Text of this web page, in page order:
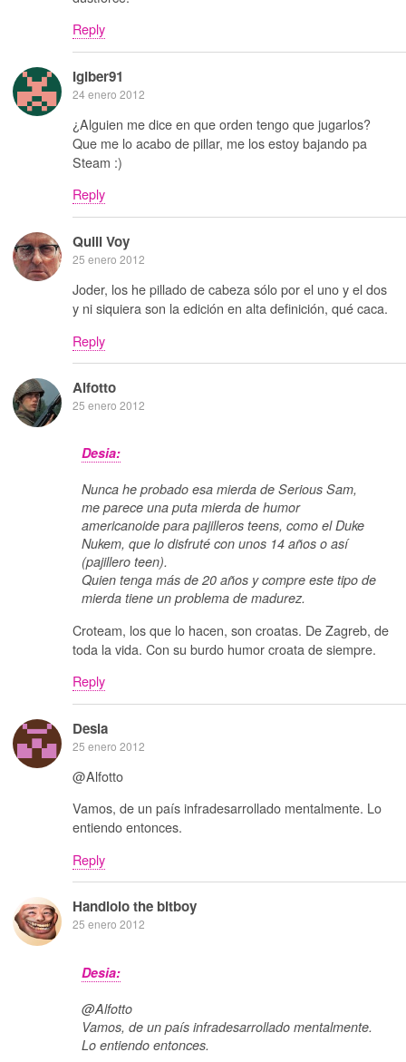
Reply
Igiber91
24 enero 2012
¿Alguien me dice en que orden tengo que jugarlos?
Que me lo acabo de pillar, me los estoy bajando pa
Steam :)
Reply
Quill Voy
25 enero 2012
Joder, los he pillado de cabeza sólo por el uno y el dos
y ni siquiera son la edición en alta definición, qué caca.
Reply
Alfotto
25 enero 2012
Desia:
Nunca he probado esa mierda de Serious Sam,
me parece una puta mierda de humor
americanoide para pajilleros teens, como el Duke
Nukem, que lo disfruté con unos 14 años o así
(pajillero teen).
Quien tenga más de 20 años y compre este tipo de
mierda tiene un problema de madurez.
Croteam, los que lo hacen, son croatas. De Zagreb, de
toda la vida. Con su burdo humor croata de siempre.
Reply
Desia
25 enero 2012
@Alfotto
Vamos, de un país infradesarrollado mentalmente. Lo
entiendo entonces.
Reply
Handlolo the bitboy
25 enero 2012
Desia:
@Alfotto
Vamos, de un país infradesarrollado mentalmente.
Lo entiendo entonces.